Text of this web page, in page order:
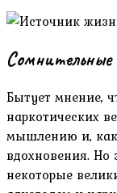
Сомнительные
Бытует мнение,
наркотических
мышлению и, как
вдохновения. Но
некоторые